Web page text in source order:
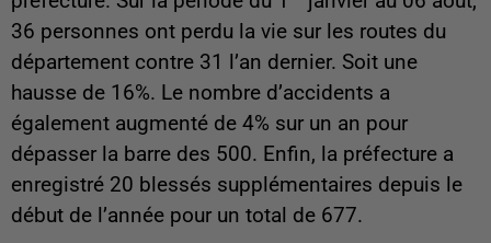
36 personnes ont perdu la vie sur les routes du
département contre 31 l’an dernier. Soit une
hausse de 16%. Le nombre d’accidents a
également augmenté de 4% sur un an pour
dépasser la barre des 500. Enfin, la préfecture a
enregistré 20 blessés supplémentaires depuis le
début de l’année pour un total de 677.